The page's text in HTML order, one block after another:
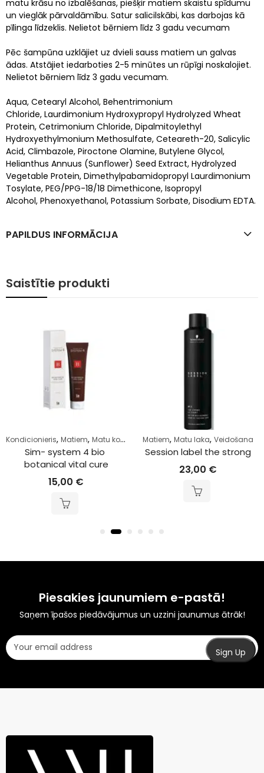
matu krāsu no izbalēšanas, piešķir matiem skaistu spīdumu
un vieglāk pārvaldāmību. Satur salicilskābi, kas darbojas kā
pīlinga līdzeklis. Nelietot bērniem līdz 3 gadu vecumam
Pēc šampūna uzklājiet uz dvieli sauss matiem un galvas
ādas. Atstājiet iedarboties 2-5 minūtes un rūpīgi noskalojiet.
Nelietot bērniem līdz 3 gadu vecumam.
Aqua, Cetearyl Alcohol, Behentrimonium
Chloride, Laurdimonium Hydroxypropyl Hydrolyzed Wheat
Protein, Cetrimonium Chloride, Dipalmitoylethyl
Hydroxyethylmonium Methosulfate, Ceteareth-20, Salicylic
Acid, Climbazole, Piroctone Olamine, Butylene Glycol,
Helianthus Annuus (Sunflower) Seed Extract, Hydrolyzed
Vegetable Protein, Dimethylpabamidopropyl Laurdimonium
Tosylate, PEG/PPG-18/18 Dimethicone, Isopropyl
Alcohol, Phenoxyethanol, Potassium Sorbate, Disodium EDTA.
PAPILDUS INFORMĀCIJA
Saistītie produkti
Kondicionieris, Matiem, Matu kopšana
Sim- system 4 bio
botanical vital cure
15,00 €
Matiem, Matu laka, Veidošana
Session label the strong
23,00 €
Piesakies jaunumiem e-pastā!
Saņem īpašos piedāvājumus un uzzini jaunumus ātrāk!